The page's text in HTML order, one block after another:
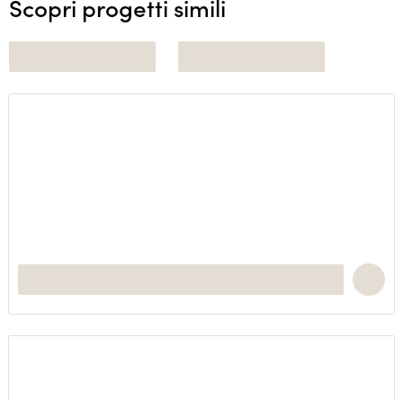
Scopri progetti simili